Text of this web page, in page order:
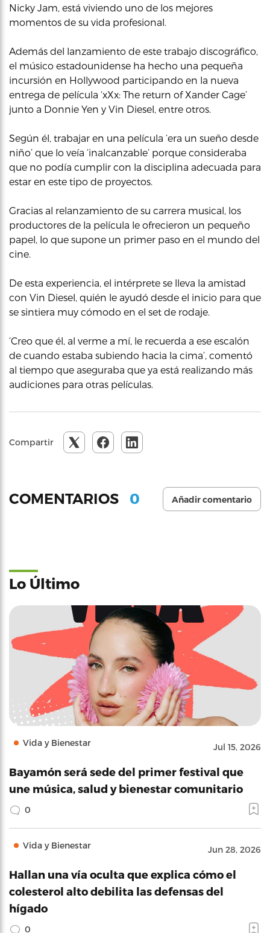
Nicky Jam, está viviendo uno de los mejores
momentos de su vida profesional.
Además del lanzamiento de este trabajo discográfico,
el músico estadounidense ha hecho una pequeña
incursión en Hollywood participando en la nueva
entrega de película ‘xXx: The return of Xander Cage’
junto a Donnie Yen y Vin Diesel, entre otros.
Según él, trabajar en una película ‘era un sueño desde
niño’ que lo veía ‘inalcanzable’ porque consideraba
que no podía cumplir con la disciplina adecuada para
estar en este tipo de proyectos.
Gracias al relanzamiento de su carrera musical, los
productores de la película le ofrecieron un pequeño
papel, lo que supone un primer paso en el mundo del
cine.
De esta experiencia, el intérprete se lleva la amistad
con Vin Diesel, quién le ayudó desde el inicio para que
se sintiera muy cómodo en el set de rodaje.
‘Creo que él, al verme a mí, le recuerda a ese escalón
de cuando estaba subiendo hacia la cima’, comentó
al tiempo que aseguraba que ya está realizando más
audiciones para otras películas.
Compartir
COMENTARIOS 0 Añadir comentario
Lo Último
Vida y Bienestar Jul 15, 2026
Bayamón será sede del primer festival que
une música, salud y bienestar comunitario
0
Vida y Bienestar Jun 28, 2026
Hallan una vía oculta que explica cómo el
colesterol alto debilita las defensas del
hígado
0